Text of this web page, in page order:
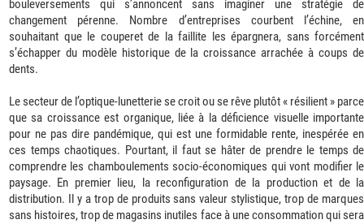
bouleversements qui s’annoncent sans imaginer une stratégie de
changement pérenne. Nombre d’entreprises courbent l’échine, en
souhaitant que le couperet de la faillite les épargnera, sans forcément
s’échapper du modèle historique de la croissance arrachée à coups de
dents.
Le secteur de l’optique-lunetterie se croit ou se rêve plutôt « résilient » parce
que sa croissance est organique, liée à la déficience visuelle importante
pour ne pas dire pandémique, qui est une formidable rente, inespérée en
ces temps chaotiques. Pourtant, il faut se hâter de prendre le temps de
comprendre les chamboulements socio-économiques qui vont modifier le
paysage. En premier lieu, la reconfiguration de la production et de la
distribution. Il y a trop de produits sans valeur stylistique, trop de marques
sans histoires, trop de magasins inutiles face à une consommation qui sera